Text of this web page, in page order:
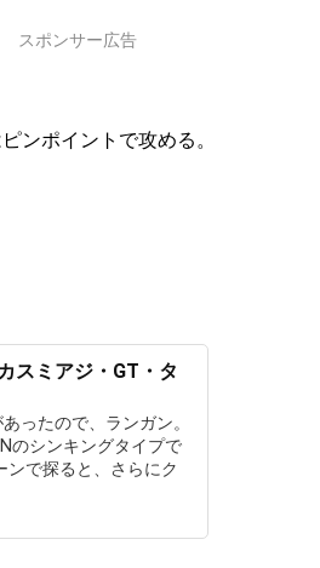
スポンサー広告
ンポイントで攻める。
スミアジ・GT・タ
ったので、ランガン。
のシンキングタイプで
で探ると、さらにク